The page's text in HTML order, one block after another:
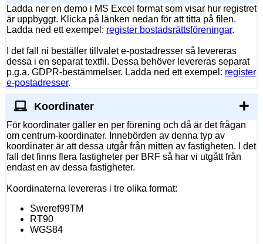
Ladda ner en demo i MS Excel format som visar hur registret
är uppbyggt. Klicka på länken nedan för att titta på filen.
Ladda ned ett exempel: register bostadsrättsföreningar.
I det fall ni beställer tillvalet e-postadresser så levereras
dessa i en separat textfil. Dessa behöver levereras separat
p.g.a. GDPR-bestämmelser. Ladda ned ett exempel: register
e-postadresser.
Koordinater
För koordinater gäller en per förening och då är det frågan
om centrum-koordinater. Innebörden av denna typ av
koordinater är att dessa utgår från mitten av fastigheten. I det
fall det finns flera fastigheter per BRF så har vi utgått från
endast en av dessa fastigheter.
Koordinaterna levereras i tre olika format:
Sweref99TM
RT90
WGS84